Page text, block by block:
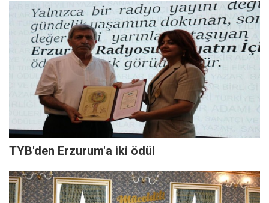
TYB'den Erzurum'a iki ödül